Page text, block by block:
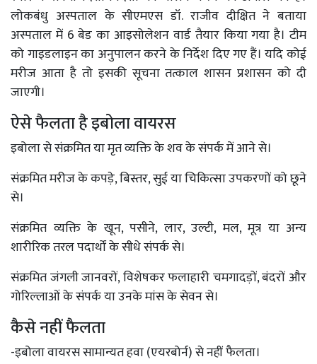
लोकबंधु अस्पताल के सीएमएस डॉ. राजीव दीक्षित ने बताया
अस्पताल में 6 बेड का आइसोलेशन वार्ड तैयार किया गया है। टीम
को गाइडलाइन का अनुपालन करने के निर्देश दिए गए हैं। यदि कोई
मरीज आता है तो इसकी सूचना तत्काल शासन प्रशासन को दी
जाएगी।
ऐसे फैलता है इबोला वायरस
इबोला से संक्रमित या मृत व्यक्ति के शव के संपर्क में आने से।
संक्रमित मरीज के कपड़े, बिस्तर, सुई या चिकित्सा उपकरणों को छूने
से।
संक्रमित व्यक्ति के खून, पसीने, लार, उल्टी, मल, मूत्र या अन्य
शारीरिक तरल पदार्थों के सीधे संपर्क से।
संक्रमित जंगली जानवरों, विशेषकर फलाहारी चमगादड़ों, बंदरों और
गोरिल्लाओं के संपर्क या उनके मांस के सेवन से।
कैसे नहीं फैलता
-इबोला वायरस सामान्यत हवा (एयरबोर्न) से नहीं फैलता।